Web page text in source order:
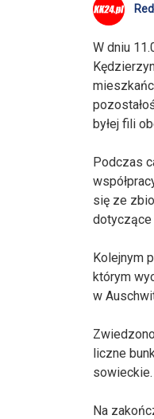
W dniu
byłej fili
Podczas
się ze
dotyczące
Kolejnym
którym
w
liczne
sowieckie.
Na